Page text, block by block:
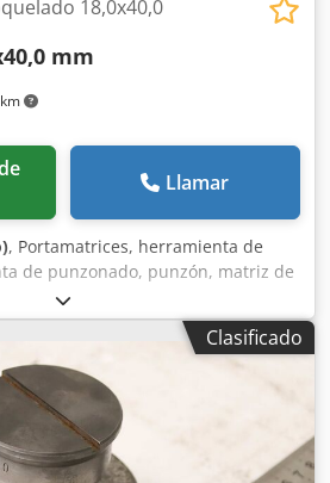
18,0x40,0
mm
Llamar
, Portamatrices, herramienta de
de punzonado, punzón, matriz de
matriz, estampador, forma para
de punzones y matrices para
Exgj Alijf -Punzonador:
forma para orificios
x 40,0 mm -Matriz: 18,7 x 40,7
Ø 90 x 80 mm -Peso: 2,1
Clasificado